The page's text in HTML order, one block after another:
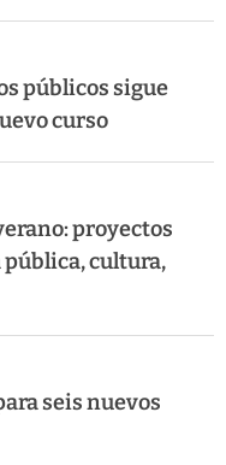
públicos sigue
curso
proyectos
pública, cultura,
seis nuevos